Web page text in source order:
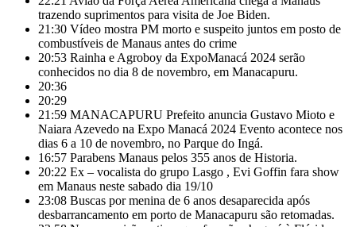
trazendo suprimentos para visita de Joe Biden.
21:30 Vídeo mostra PM morto e suspeito juntos em posto de
combustíveis de Manaus antes do crime
20:53 Rainha e Agroboy da ExpoManacá 2024 serão
conhecidos no dia 8 de novembro, em Manacapuru.
20:36
20:29
21:59 MANACAPURU Prefeito anuncia Gustavo Mioto e
Naiara Azevedo na Expo Manacá 2024 Evento acontece nos
dias 6 a 10 de novembro, no Parque do Ingá.
16:57 Parabens Manaus pelos 355 anos de Historia.
20:22 Ex – vocalista do grupo Lasgo , Evi Goffin fara show
em Manaus neste sabado dia 19/10
23:08 Buscas por menina de 6 anos desaparecida após
desbarrancamento em porto de Manacapuru são retomadas.